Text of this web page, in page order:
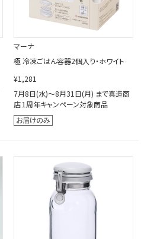
マーナ
極 冷凍ごはん容器2個入り・ホワイト
¥1,281
7月8日(水)～8月31日(月) まで真造商
店１周年キャンペーン対象商品